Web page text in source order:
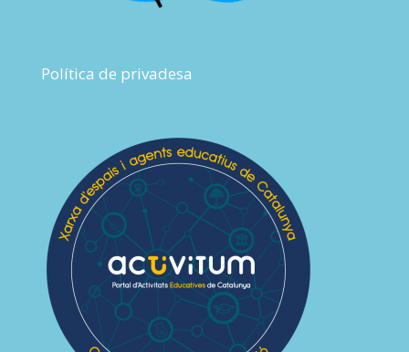
Política de privadesa